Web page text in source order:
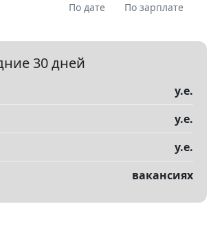
По дате По зарплате
30 дней
у.е.
у.е.
у.е.
вакансиях